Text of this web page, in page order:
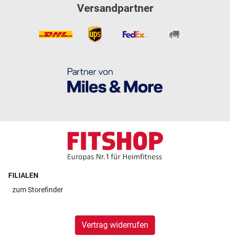
Versandpartner
FILIALEN
zumStorefinder
Vertrag widerrufen